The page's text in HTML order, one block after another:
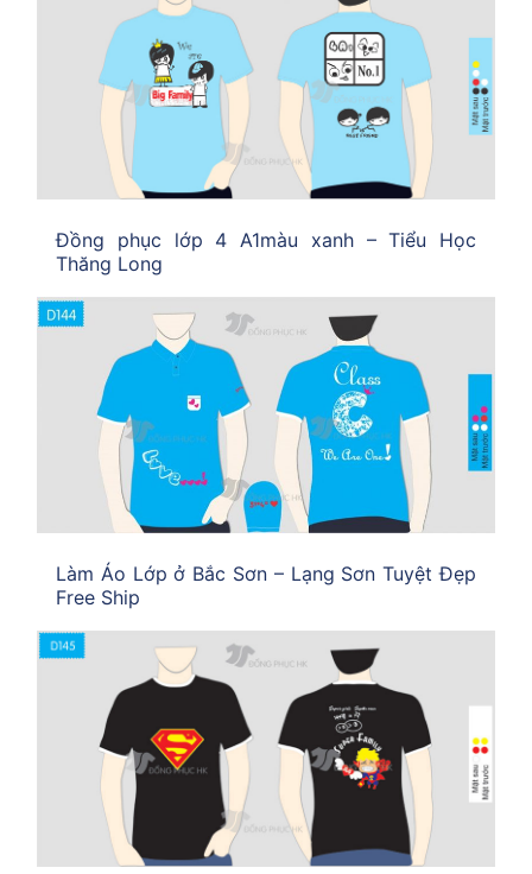
Đồng phục lớp 4 A1màu xanh – Tiểu Học
Thăng Long
Làm Áo Lớp ở Bắc Sơn – Lạng Sơn Tuyệt Đẹp
Free Ship